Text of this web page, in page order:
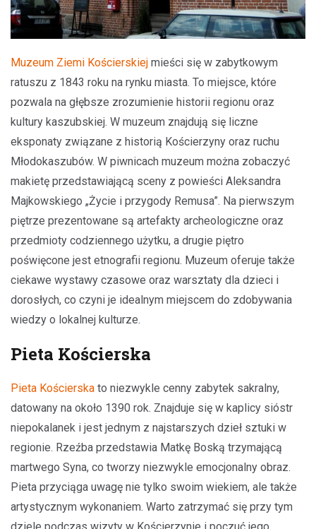
Muzeum Ziemi Kościerskiej mieści się w zabytkowym
ratuszu z 1843 roku na rynku miasta. To miejsce, które
pozwala na głębsze zrozumienie historii regionu oraz
kultury kaszubskiej. W muzeum znajdują się liczne
eksponaty związane z historią Kościerzyny oraz ruchu
Młodokaszubów. W piwnicach muzeum można zobaczyć
makietę przedstawiającą sceny z powieści Aleksandra
Majkowskiego „Życie i przygody Remusa”. Na pierwszym
piętrze prezentowane są artefakty archeologiczne oraz
przedmioty codziennego użytku, a drugie piętro
poświęcone jest etnografii regionu. Muzeum oferuje także
ciekawe wystawy czasowe oraz warsztaty dla dzieci i
dorosłych, co czyni je idealnym miejscem do zdobywania
wiedzy o lokalnej kulturze.
Pieta Kościerska
Pieta Kościerska to niezwykle cenny zabytek sakralny,
datowany na około 1390 rok. Znajduje się w kaplicy sióstr
niepokalanek i jest jednym z najstarszych dzieł sztuki w
regionie. Rzeźba przedstawia Matkę Boską trzymającą
martwego Syna, co tworzy niezwykle emocjonalny obraz.
Pieta przyciąga uwagę nie tylko swoim wiekiem, ale także
artystycznym wykonaniem. Warto zatrzymać się przy tym